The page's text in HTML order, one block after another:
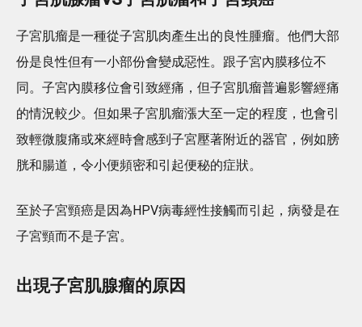
子宮肌瘤是一種從子宮肌肉產生出的良性腫瘤。他們大部
份是良性但有一小部份會變成惡性。跟子宮內膜移位不
同。子宮內膜移位會引致經痛，但子宮肌瘤普遍影響經痛
的情況較少。但如果子宮肌瘤漲大至一定的程度，也會引
致輕微腹痛或來經時會感到子宮壓著附近的器官，例如膀
胱和腸道，令小便頻密和引起便秘的症狀。
至於子宮頸癌是因為HPV病毒經性接觸而引起，病發是在
子宮頸而不是子宮。
出現子宮肌腺瘤的原因